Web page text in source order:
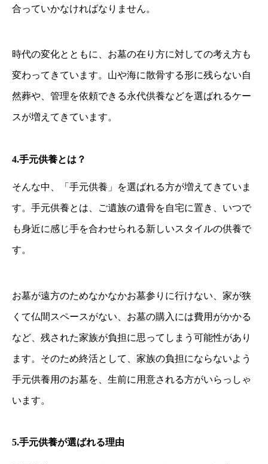
合っていかなければなりません。
時代の変化とともに、お墓の在り方に対しての考え方も
変わってきています。山や海に散骨する形に残らない自
然葬や、管理を依頼できる永代供養などを選ばれるケー
スが増えてきています。
4.手元供養とは？
そんな中、「手元供養」を選ばれる方が増えてきていま
す。手元供養とは、ご遺族の遺骨を自宅に置き、いつで
も身近に感じ手を合わせられる新しいスタイルの供養で
す。
お墓が遠方のためなかなかお墓参りに行けない、家が狭
くて仏間スペースがない、お墓の購入には費用がかかる
など、残された家族が負担に思ってしまう可能性があり
ます。そのため終活として、家族の負担にならないよう
手元供養用のお墓を、生前に用意される方がいらっしゃ
います。
5.手元供養が選ばれる理由